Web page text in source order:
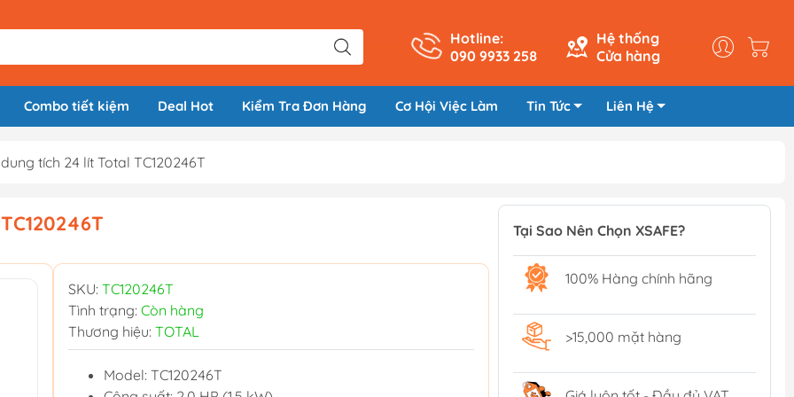
Hotline:
090 9933 258
Hệ thống
Cửa hàng
Combo tiết kiệm Deal Hot Kiểm Tra Đơn Hàng Cơ Hội Việc Làm Tin Tức Liên Hệ
tích 24 lít Total TC120246T
SKU: TC120246T
Tình trạng: Còn hàng
Thương hiệu: TOTAL
Model: TC120246T
Tại Sao Nên Chọn XSAFE?
100% Hàng chính hãng
>15,000 mặt hàng